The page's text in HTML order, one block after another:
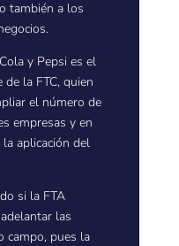
también a los
y Pepsi es el
la FTC, quien
el número de
empresas y en
aplicación del
si la FTA
las
campo, pues la